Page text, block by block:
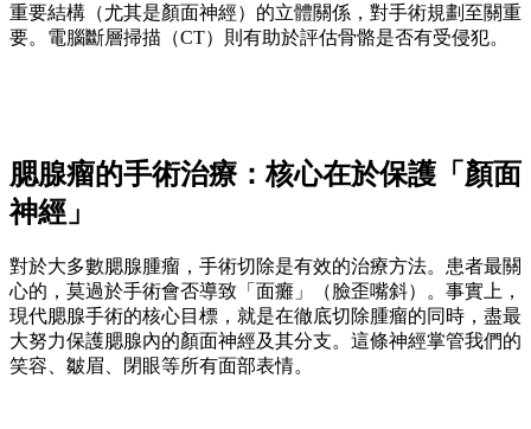
重要結構（尤其是顏面神經）的立體關係，對手術規劃至關重
要。電腦斷層掃描（CT）則有助於評估骨骼是否有受侵犯。
腮腺瘤的手術治療：核心在於保護「顏面
神經」
對於大多數腮腺腫瘤，手術切除是有效的治療方法。患者最關
心的，莫過於手術會否導致「面癱」（臉歪嘴斜）。事實上，
現代腮腺手術的核心目標，就是在徹底切除腫瘤的同時，盡最
大努力保護腮腺內的顏面神經及其分支。這條神經掌管我們的
笑容、皺眉、閉眼等所有面部表情。